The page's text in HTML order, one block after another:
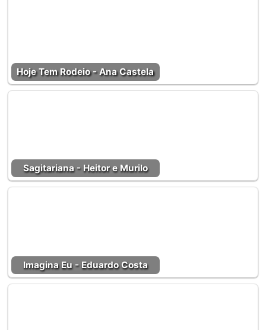
Hoje Tem Rodeio - Ana Castela
Sagitariana - Heitor e Murilo
Imagina Eu - Eduardo Costa